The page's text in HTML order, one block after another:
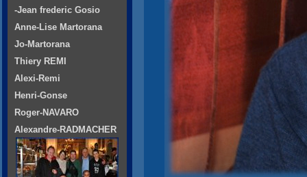
-Jean frederic Gosio
Anne-Lise Martorana
Jo-Martorana
Thiery REMI
Alexi-Remi
Henri-Gonse
Roger-NAVARO
Alexandre-RADMACHER